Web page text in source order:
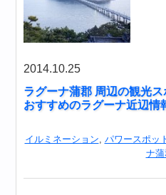
2014.10.25
ラグーナ蒲郡 周辺の観光
おすすめのラグーナ近辺情
イルミネーション, パワースポッ
ナ蒲